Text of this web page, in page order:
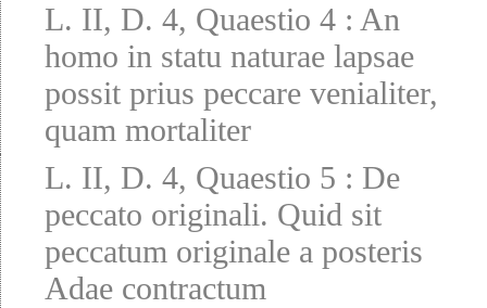
L. II, D. 4, Quaestio 4 : An
homo in statu naturae lapsae
possit prius peccare venialiter,
quam mortaliter
L. II, D. 4, Quaestio 5 : De
peccato originali. Quid sit
peccatum originale a posteris
Adae contractum